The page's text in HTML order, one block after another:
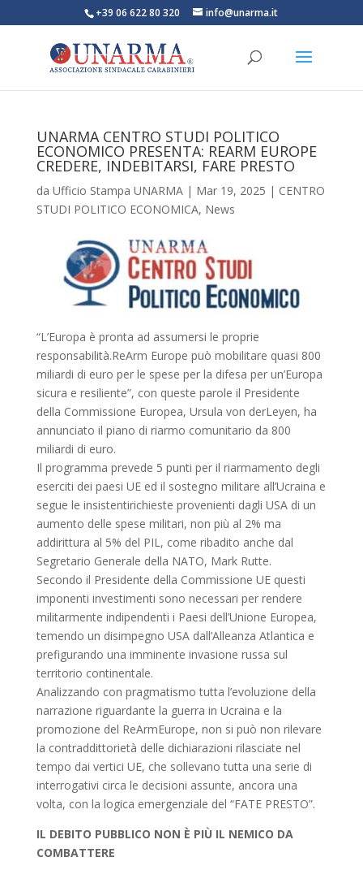
+39 06 622 80 320 info@unarma.it
UNARMA CENTRO STUDI POLITICO
ECONOMICO PRESENTA: REARM EUROPE
CREDERE, INDEBITARSI, FARE PRESTO
da Ufficio Stampa UNARMA| Mar 19, 2025 | CENTRO
STUDI POLITICO ECONOMICA, News
“L’Europa è pronta ad assumersi le proprie
responsabilità.ReArm Europe può mobilitare quasi 800
miliardi di euro per le spese per la difesa per un’Europa
sicura e resiliente”, con queste parole il Presidente
della Commissione Europea, Ursula von derLeyen, ha
annunciato il piano di riarmo comunitario da 800
miliardi di euro.
Il programma prevede 5 punti per il riarmamento degli
eserciti dei paesi UE ed il sostegno militare all’Ucraina e
segue le insistentirichieste provenienti dagli USA di un
aumento delle spese militari, non più al 2% ma
addirittura al 5% del PIL, come ribadito anche dal
Segretario Generale della NATO, Mark Rutte.
Secondo il Presidente della Commissione UE questi
imponenti investimenti sono necessari per rendere
militarmente indipendenti i Paesi dell’Unione Europea,
temendo un disimpegno USA dall’Alleanza Atlantica e
prefigurando una imminente invasione russa sul
territorio continentale.
Analizzando con pragmatismo tutta l’evoluzione della
narrazione riguardante la guerra in Ucraina e la
promozione del ReArmEurope, non si può non rilevare
la contraddittorietà delle dichiarazioni rilasciate nel
tempo dai vertici UE, che sollevano tutta una serie di
interrogativi circa le decisioni assunte, ancora una
volta, con la logica emergenziale del “FATE PRESTO”.
IL DEBITO PUBBLICO NON È PIÙ IL NEMICO DA
COMBATTERE